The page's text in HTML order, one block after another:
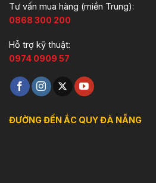
Tư vấn mua hàng (miền Trung):
0868 300 200
Hỗ trợ kỹ thuật:
0974 0909 57
ĐƯỜNG ĐẾN ẮC QUY ĐÀ NẴNG